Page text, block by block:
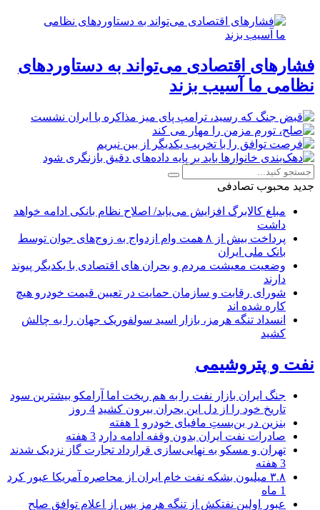
فشارهای اقتصادی می‌تواند به دستاوردهای
نظامی ما آسیب بزند
جدید محبوب تصادفی
مبلغ کالابرگ افزایش می‌یابد/ اصلاح نظام بانکی ادامه خواهد
داشت
پرداخت بیش از ۸ همت وام ازدواج به زوج‌های جوان توسط
بانک ملی ایران
وضعیت معیشت مردم و بحران های اقتصادی با یکدیگر پیوند
دارند
شورای رقابت و سازمان حمایت در تعیین قیمت خودرو هیچ
کاره شده اند
انسداد تنگه هرمز، بازار اسید سولفوریک جهان را به چالش
کشید
نفت و پتروشیمی
جنگ ایران بازار نفت را به هم ریخت اما آرامکو بیشترین سود
تاریخ خود را از دل این بحران بیرون کشید 4 روز
بنزین در بن‌بستِ مافیای خودرو 1 هفته
صادرات نفت ایران بدون وقفه ادامه دارد 3 هفته
تهران و مسکو به نهایی‌سازی قرارداد تجارت گاز نزدیک شدند
3 هفته
۳.۸ میلیون بشکه نفت خام ایران از محاصره آمریکا عبور کرد
1 ماه
عبور اولین نفتکش از تنگه هرمز پس از اعلام توافق صلح